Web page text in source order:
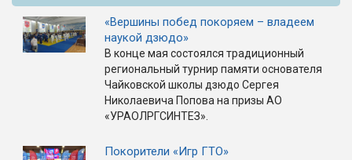
«Вершины побед покоряем – владеем
наукой дзюдо»
В конце мая состоялся традиционный
региональный турнир памяти основателя
Чайковской школы дзюдо Сергея
Николаевича Попова на призы АО
«УРАОЛРГСИНТЕЗ».
Покорители «Игр ГТО»